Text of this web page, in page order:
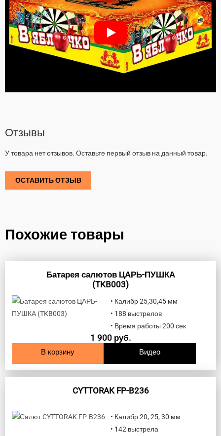
Отзывы
У товара нет отзывов. Оставьте первый отзыв на данный товар.
ОСТАВИТЬ ОТЗЫВ
Похожие товары
Батарея салютов ЦАРЬ-ПУШКА
(TKB003)
• Калибр 25,30,45 мм
• 188 выстрелов
• Время работы 200 сек
1 900 руб.
В корзину Видео
CYTTORAK FP-B236
• Калибр 20, 25, 30 мм
• 142 выстрела